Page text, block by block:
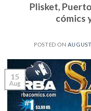
Plisket,
cómics
POSTED ON
15
Aug